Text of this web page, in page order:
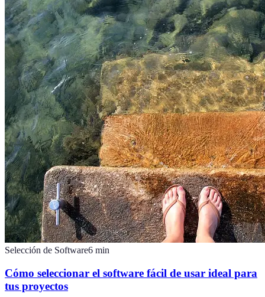
Selección de Software6 min
Cómo seleccionar el software fácil de usar ideal para
tus proyectos